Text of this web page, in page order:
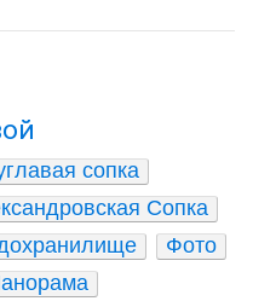
сопка
Сопка
Фото